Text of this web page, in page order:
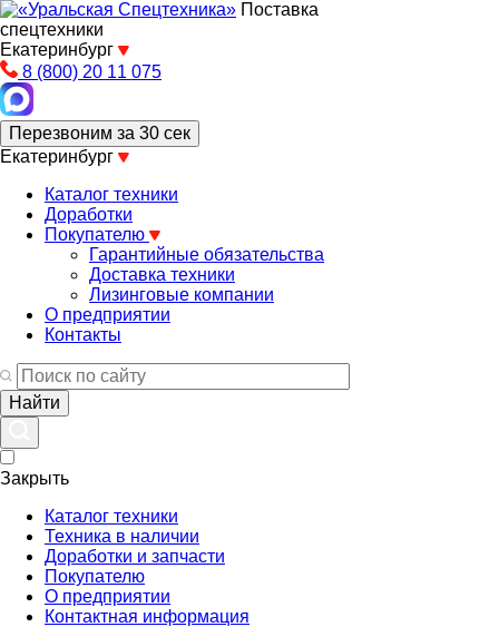
Поставка
спецтехники
Екатеринбург
8 (800) 20 11 075
Перезвоним за 30 сек
Екатеринбург
Каталог техники
Доработки
Покупателю
Гарантийные обязательства
Доставка техники
Лизинговые компании
О предприятии
Контакты
Закрыть
Каталог техники
Техника в наличии
Доработки и запчасти
Покупателю
О предприятии
Контактная информация